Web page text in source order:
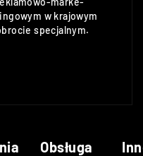
w krajowym
specjalnym.
Obsługa